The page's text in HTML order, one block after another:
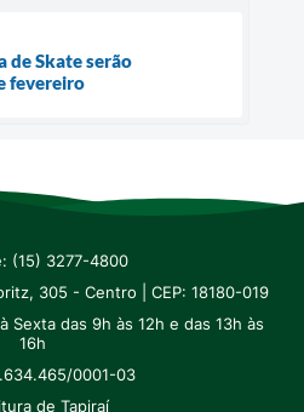
de Skate serão
fevereiro
(15) 3277-4800
305 - Centro | CEP: 18180-019
Sexta das 9h às 12h e das 13h às
16h
0001-03
de Tapiraí